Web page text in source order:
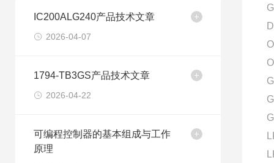
IC200ALG240产品技术文章
2026-04-07
1794-TB3GS产品技术文章
2026-04-22
可编程控制器的基本组成与工作
原理